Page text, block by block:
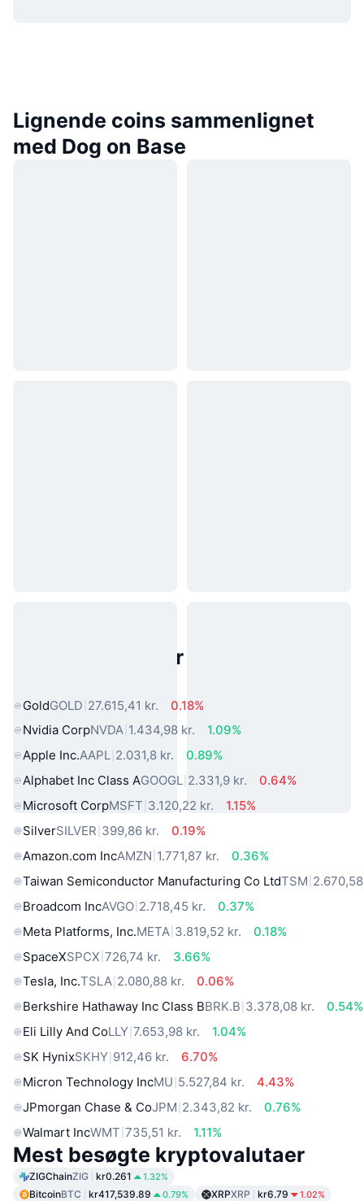
Lignende coins sammenlignet
med Dog on Base
Populære aktiver fra den virkelige
GoldGOLD 27.615,41 kr.
0.18%
Nvidia CorpNVDA 1.434,98 kr.
1.09%
Apple Inc.AAPL 2.031,8 kr.
0.89%
Alphabet Inc Class AGOOGL 2.331,9 kr.
0.64%
Microsoft CorpMSFT 3.120,22 kr.
1.15%
SilverSILVER 399,86 kr.
0.19%
Amazon.com IncAMZN 1.771,87 kr.
0.36%
Taiwan Semiconductor Manufacturing Co LtdTSM
Broadcom IncAVGO 2.718,45 kr.
0.37%
Meta Platforms, Inc.META 3.819,52 kr.
0.18%
SpaceXSPCX 726,74 kr.
3.66%
Tesla, Inc.TSLA 2.080,88 kr.
0.06%
Berkshire Hathaway Inc Class BBRK.B 3.378,08 kr.
0.54%
Eli Lilly And CoLLY 7.653,98 kr.
1.04%
SK HynixSKHY 912,46 kr.
6.70%
Micron Technology IncMU 5.527,84 kr.
4.43%
JPmorgan Chase & CoJPM 2.343,82 kr.
0.76%
Walmart IncWMT 735,51 kr. 1.11%
Mest besøgte kryptovalutaer
ZIGChainZIG kr0.261 1.32%
BitcoinBTC kr417,539.89 0.79% XRPXRP kr6.79 1.02%